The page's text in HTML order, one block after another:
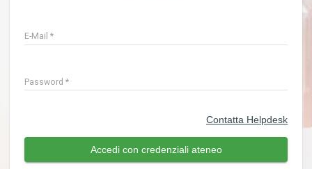
E-Mail *
Password *
Contatta Helpdesk
Accedi con credenziali ateneo